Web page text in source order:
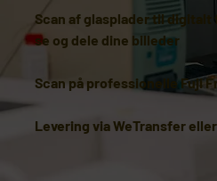
Scan af glasplader til digitalt
se og dele dine billeder
Scan på professionelle Fuji
Levering via WeTransfer eller